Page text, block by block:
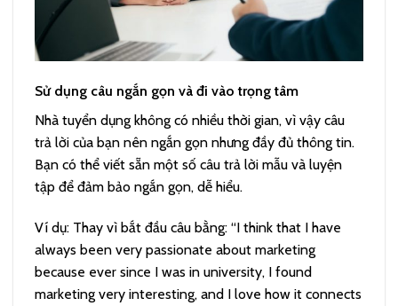
Sử dụng câu ngắn gọn và đi vào trọng tâm
Nhà tuyển dụng không có nhiều thời gian, vì vậy câu
trả lời của bạn nên ngắn gọn nhưng đầy đủ thông tin.
Bạn có thể viết sẵn một số câu trả lời mẫu và luyện
tập để đảm bảo ngắn gọn, dễ hiểu.
Ví dụ: Thay vì bắt đầu câu bằng: “I think that I have
always been very passionate about marketing
because ever since I was in university, I found
marketing very interesting, and I love how it connects